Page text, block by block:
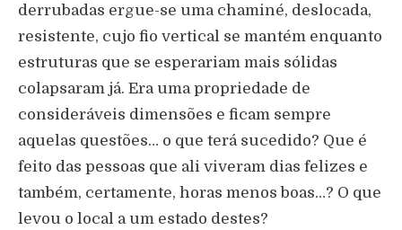
derrubadas ergue-se uma chaminé, deslocada,
resistente, cujo fio vertical se mantém enquanto
estruturas que se esperariam mais sólidas
colapsaram já. Era uma propriedade de
consideráveis dimensões e ficam sempre
aquelas questões… o que terá sucedido? Que é
feito das pessoas que ali viveram dias felizes e
também, certamente, horas menos boas…? O que
levou o local a um estado destes?